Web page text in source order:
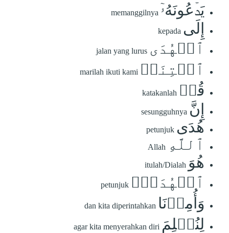
يَدۡعُونَهُۥٓ memanggilnya
إِلَى kepada
ٱلۡهُدَى jalan yang lurus
ٱئۡتِنَاۗ marilah ikuti kami
قُلۡ katakanlah
إِنَّ sesungguhnya
هُدَى petunjuk
ٱللَّهِ Allah
هُوَ itulah/Dialah
ٱلۡهُدَىٰۖ petunjuk
وَأُمِرۡنَا dan kita diperintahkan
لِنُسۡلِمَ agar kita menyerahkan diri